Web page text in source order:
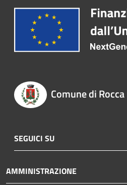
Comune di
SEGUICI SU
AMMINISTRAZIONE